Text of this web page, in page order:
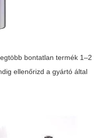
bontatlan termék 1–2
ellenőrizd a gyártó által